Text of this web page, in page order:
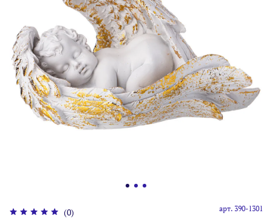
(0) арт. 390-1301